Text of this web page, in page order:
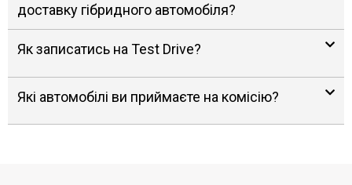
доставку гібридного автомобіля?
Як записатись на Test Drive?
Які автомобілі ви приймаєте на комісію?